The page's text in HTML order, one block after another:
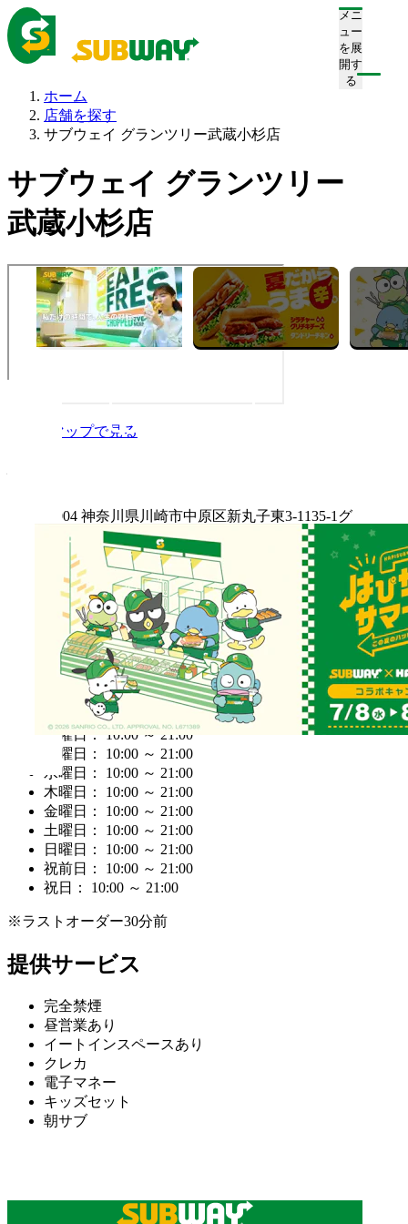
メニ
ュー
を展
開す
る
ホーム
店舗を探す
サブウェイ グランツリー武蔵小杉店
サブウェイ グランツリー
武蔵小杉店
Googleマップで見る
〒211-0004 神奈川県川崎市中原区新丸子東3-1135-1グ
ランツリー武蔵小杉4F(フードコート内)
電話番号
044-948-5282
営業時間
営業終了：21:00
月曜日： 10:00 ～ 21:00
火曜日： 10:00 ～ 21:00
水曜日： 10:00 ～ 21:00
木曜日： 10:00 ～ 21:00
金曜日： 10:00 ～ 21:00
土曜日： 10:00 ～ 21:00
日曜日： 10:00 ～ 21:00
祝前日： 10:00 ～ 21:00
祝日： 10:00 ～ 21:00
※ラストオーダー30分前
提供サービス
完全禁煙
昼営業あり
イートインスペースあり
クレカ
電子マネー
キッズセット
朝サブ